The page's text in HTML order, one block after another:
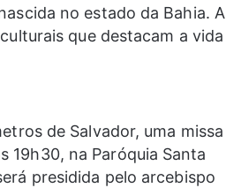
no estado da Bahia. A
que destacam a vida
de Salvador, uma missa
19h30, na Paróquia Santa
presidida pelo arcebispo